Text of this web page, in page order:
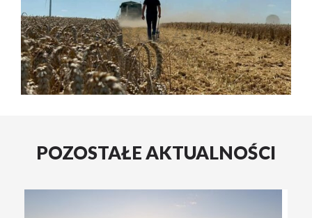
POZOSTAŁE AKTUALNOŚCI